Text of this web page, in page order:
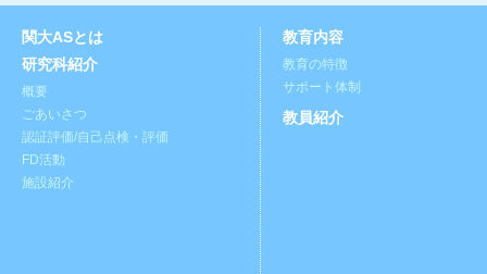
関大ASとは
研究科紹介
概要
ごあいさつ
認証評価/自己点検・評価
FD活動
施設紹介
教育内容
教育の特徴
サポート体制
教員紹介